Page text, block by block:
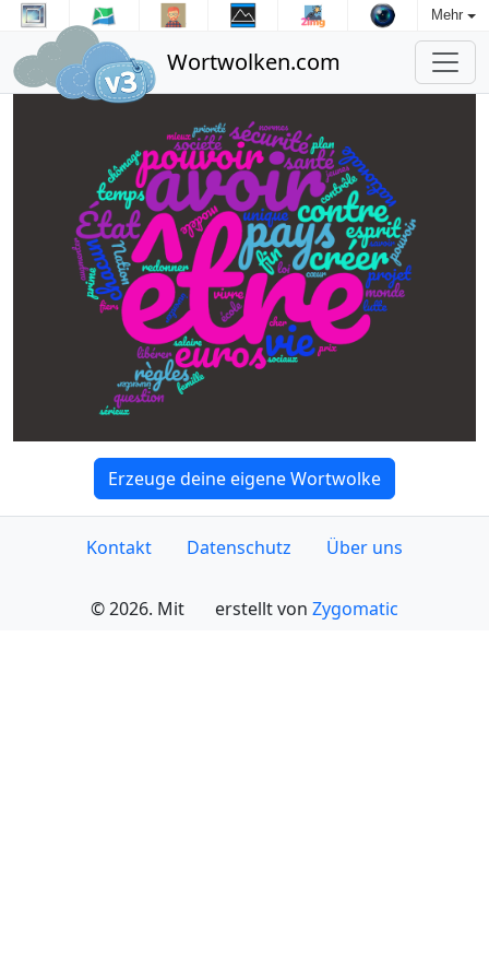
Mehr
Wortwolken.com
Erzeuge deine eigene Wortwolke
Kontakt Datenschutz Über uns
© 2026. Mit erstellt von Zygomatic